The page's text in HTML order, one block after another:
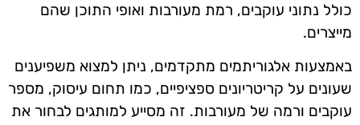
כולל נתוני עוקבים, רמת מעורבות ואופי התוכן שהם
מייצרים.
באמצעות אלגוריתמים מתקדמים, ניתן למצוא משפיענים
שעונים על קריטריונים ספציפיים, כמו תחום עיסוק, מספר
עוקבים ורמה של מעורבות. זה מסייע למותגים לבחור את